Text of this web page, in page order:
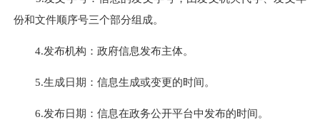
份和文件顺序号三个部分组成。
4.发布机构：政府信息发布主体。
5.生成日期：信息生成或变更的时间。
6.发布日期：信息在政务公开平台中发布的时间。